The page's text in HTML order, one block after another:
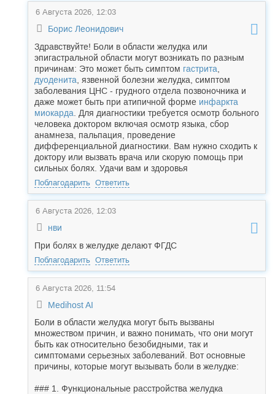
6 Августа 2026, 12:03
Борис Леонидович
Здравствуйте! Боли в области желудка или
эпигастральной области могут возникать по разным
причинам: Это может быть симптом гастрита
дуоденита , язвенной болезни желудка, симптом
заболевания ЦНС - грудного отдела позвоночника и
даже может быть при атипичной форме инфаркта
миокарда . Для диагностики требуется осмотр больного
человека доктором включая осмотр языка, сбор
анамнеза, пальпация, проведение
дифференциальной диагностики. Вам нужно сходить к
доктору или вызвать врача или скорую помощь при
сильных болях. Удачи вам и здоровья
Поблагодарить Ответить
6 Августа 2026, 12:03
нви
При болях в желудке делают ФГДС
Поблагодарить Ответить
6 Августа 2026, 11:54
Medihost AI
Боли в области желудка могут быть вызваны
множеством причин, и важно понимать, что они могут
быть как относительно безобидными, так и
симптомами серьезных заболеваний. Вот основные
причины, которые могут вызывать боли в желудке:
### 1. Функциональные расстройства желудка